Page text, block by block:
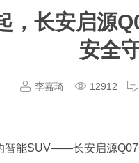
，长安启源
安全
李嘉琦 12912
智能SUV——长安启源